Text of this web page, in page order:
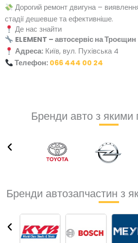
Дорогий ремонт двигуна –
стадії дешевше та ефективніше.
Де нас знайти
ELEMENT – автосервіс на Троєщин
Адреса:Київ, вул. Пухівська 4
Телефон: 066 444 00 24
Бренди авто з
Бренди автозапчастин з